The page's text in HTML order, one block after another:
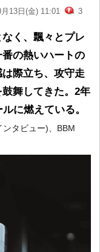
13日(金) 11:01 3
く、飄々とプレ
の熱いハートの
際立ち、攻守走
舞してきた。2年
に燃えている。
タビュー)、BBM